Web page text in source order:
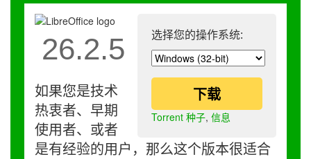
选择您的操作系统:
下载
Torrent 种子, 信息
26.2.5
如果您是技术
热衷者、早期
使用者、或者
是有经验的用户，那么这个版本很适合